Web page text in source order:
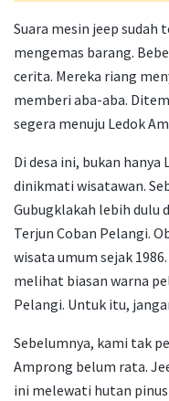
Suara mesin jeep sudah
mengemas barang.
cerita. Mereka riang
memberi aba-aba.
segera menuju Ledok
Di desa ini, bukan
dinikmati wisatawan.
Gubugklakah lebih dulu
Terjun Coban Pelangi.
wisata umum sejak
melihat biasan warna
Pelangi. Untuk itu,
Sebelumnya, kami tak
Amprong belum rata.
ini melewati hutan